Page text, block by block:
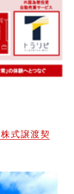
式譲渡契